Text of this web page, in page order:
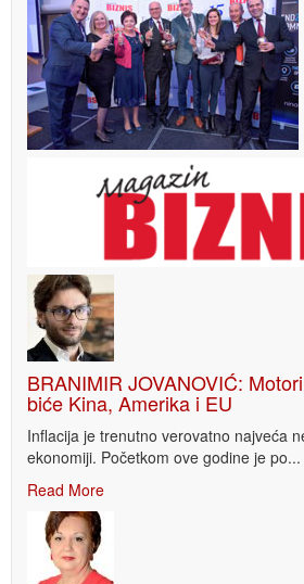
BRANIMIR JOVANOVIĆ:
biće Kina, Amerika i EU
Inflacija je trenutno verovatno najveća
ekonomiji. Početkom ove godine je po...
Read More